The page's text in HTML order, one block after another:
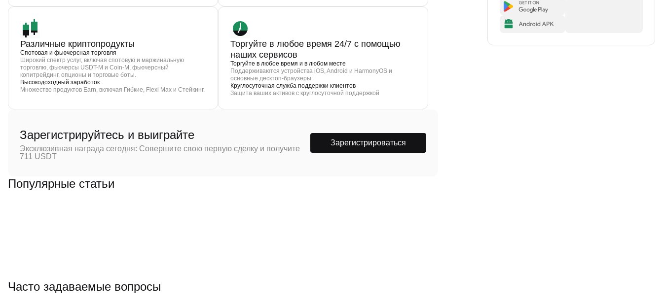
Различные криптопродукты
Спотовая и фьючерсная торговля
Широкий спектр услуг, включая спотовую и маржинальную
торговлю, фьючерсы USDT-M и Coin-M, фьючерсный
копитрейдинг, опционы и торговые боты.
Высокодоходный заработок
Множество продуктов Earn, включая Гибкие, Flexi Max и Стейкинг.
Торгуйте в любое время 24/7 с помощью
наших сервисов
Торгуйте в любое время и в любом месте
Поддерживаются устройства iOS, Android и HarmonyOS и
основные десктоп-браузеры.
Круглосуточная служба поддержки клиентов
Защита ваших активов с круглосуточной поддержкой
Зарегистрируйтесь и выиграйте
Эксклюзивная награда сегодня: Совершите свою первую сделку и получите
711 USDT
Зарегистрироваться
Популярные статьи
Часто задаваемые вопросы